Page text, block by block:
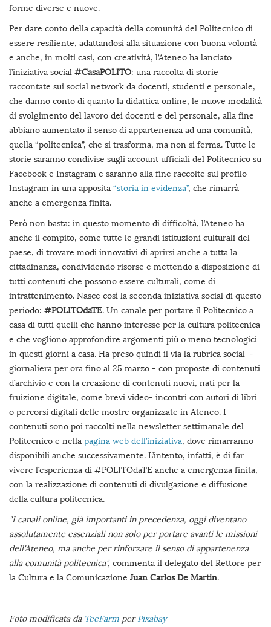
forme diverse e nuove.
Per dare conto della capacità della comunità del Politecnico di
essere resiliente, adattandosi alla situazione con buona volontà
e anche, in molti casi, con creatività, l’Ateneo ha lanciato
l’iniziativa social #CasaPOLITO: una raccolta di storie
raccontate sui social network da docenti, studenti e personale,
che danno conto di quanto la didattica online, le nuove modalità
di svolgimento del lavoro dei docenti e del personale, alla fine
abbiano aumentato il senso di appartenenza ad una comunità,
quella “politecnica”, che si trasforma, ma non si ferma. Tutte le
storie saranno condivise sugli account ufficiali del Politecnico su
Facebook e Instagram e saranno alla fine raccolte sul profilo
Instagram in una apposita “storia in evidenza”, che rimarrà
anche a emergenza finita.
Però non basta: in questo momento di difficoltà, l’Ateneo ha
anche il compito, come tutte le grandi istituzioni culturali del
paese, di trovare modi innovativi di aprirsi anche a tutta la
cittadinanza, condividendo risorse e mettendo a disposizione di
tutti contenuti che possono essere culturali, come di
intrattenimento. Nasce così la seconda iniziativa social di questo
periodo: #POLITOdaTE. Un canale per portare il Politecnico a
casa di tutti quelli che hanno interesse per la cultura politecnica
e che vogliono approfondire argomenti più o meno tecnologici
in questi giorni a casa. Ha preso quindi il via la rubrica social -
giornaliera per ora fino al 25 marzo - con proposte di contenuti
d’archivio e con la creazione di contenuti nuovi, nati per la
fruizione digitale, come brevi video- incontri con autori di libri
o percorsi digitali delle mostre organizzate in Ateneo. I
contenuti sono poi raccolti nella newsletter settimanale del
Politecnico e nella pagina web dell’iniziativa, dove rimarranno
disponibili anche successivamente. L’intento, infatti, è di far
vivere l’esperienza di #POLITOdaTE anche a emergenza finita,
con la realizzazione di contenuti di divulgazione e diffusione
della cultura politecnica.
"I canali online, già importanti in precedenza, oggi diventano
assolutamente essenziali non solo per portare avanti le missioni
dell'Ateneo, ma anche per rinforzare il senso di appartenenza
alla comunità politecnica", commenta il delegato del Rettore per
la Cultura e la Comunicazione Juan Carlos De Martin.
Foto modificata da TeeFarm perPixabay